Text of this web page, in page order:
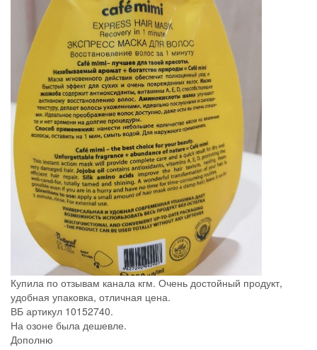
Купила по отзывам канала кгм. Очень достойный продукт,
удобная упаковка, отличная цена.
ВБ артикул 10152740.
На озоне была дешевле.
Дополню